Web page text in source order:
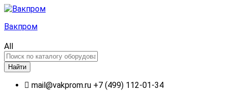
Вакпром
All
Найти
mail@vakprom.ru +7 (499) 112-01-34